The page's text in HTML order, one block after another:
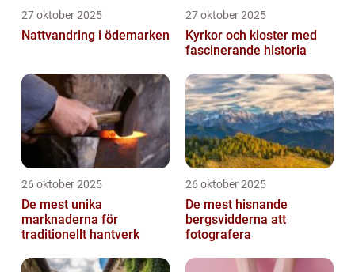
27 oktober 2025
Nattvandring i ödemarken
27 oktober 2025
Kyrkor och kloster med
fascinerande historia
26 oktober 2025
De mest unika
marknaderna för
traditionellt hantverk
26 oktober 2025
De mest hisnande
bergsvidderna att
fotografera